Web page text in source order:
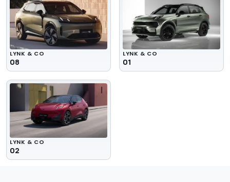
LYNK & CO
08
LYNK & CO
01
LYNK & CO
02